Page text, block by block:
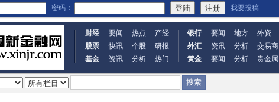
密码： 我要投稿
财经 要闻 热点
产经
股票
快讯 个股
研报
基金
资讯 分析 热门
银行 要闻 地方
外资
外汇
资讯 分析
交易商
黄金
要闻 分析 贵金属